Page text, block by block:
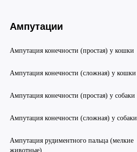
Ампутации
Ампутация конечности (простая) у кошки
Ампутация конечности (сложная) у кошки
Ампутация конечности (простая) у собаки
Ампутация конечности (сложная) у собаки
Ампутация рудиментного пальца (мелкие
животные)